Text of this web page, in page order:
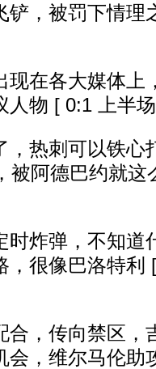
铲，被罚下情理
在各大媒体上
人物 [ 0:1 上半
热刺可以铁心
被阿德巴约就这
炸弹，不知道
，很像巴洛特利
，传向禁区，
会，维尔马伦助